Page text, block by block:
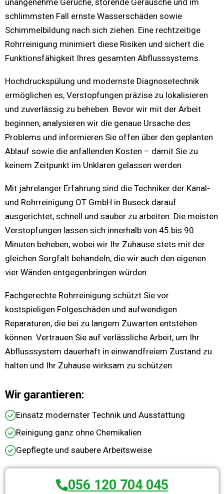
unangenehme Gerüche, störende Geräusche und im
schlimmsten Fall ernste Wasserschäden sowie
Schimmelbildung nach sich ziehen. Eine rechtzeitige
Rohrreinigung minimiert diese Risiken und sichert die
Funktionsfähigkeit Ihres gesamten Abflusssystems.
Hochdruckspülung und modernste Diagnosetechnik
ermöglichen es, Verstopfungen präzise zu lokalisieren
und zuverlässig zu beheben. Bevor wir mit der Arbeit
beginnen, analysieren wir die genaue Ursache des
Problems und informieren Sie offen über den geplanten
Ablauf sowie die anfallenden Kosten – damit Sie zu
keinem Zeitpunkt im Unklaren gelassen werden.
Mit jahrelanger Erfahrung sind die Techniker der Kanal-
und Rohrreinigung OT GmbH in Buseck darauf
ausgerichtet, schnell und sauber zu arbeiten. Die meisten
Verstopfungen lassen sich innerhalb von 45 bis 90
Minuten beheben, wobei wir Ihr Zuhause stets mit der
gleichen Sorgfalt behandeln, die wir auch den eigenen
vier Wänden entgegenbringen würden.
Fachgerechte Rohrreinigung schützt Sie vor
kostspieligen Folgeschäden und aufwendigen
Reparaturen, die bei zu langem Zuwarten entstehen
können. Vertrauen Sie auf verlässliche Arbeit, um Ihr
Abflusssystem dauerhaft in einwandfreiem Zustand zu
halten und Ihr Zuhause wirksam zu schützen.
Wir garantieren:
Einsatz modernster Technik und Ausstattung
Reinigung ganz ohne Chemikalien
Gepflegte und saubere Arbeitsweise
056 120 704 045